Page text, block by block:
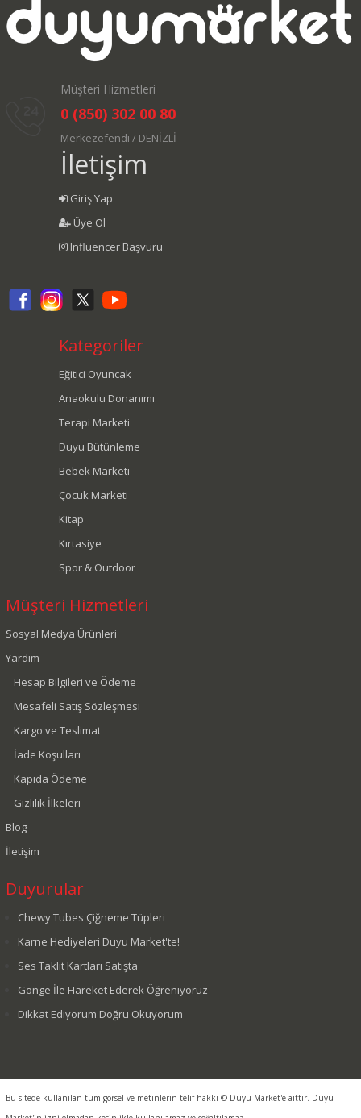
Müşteri Hizmetleri
0 (850) 302 00 80
Merkezefendi / DENİZLİ
İletişim
Giriş Yap
Üye Ol
Influencer Başvuru
Kategoriler
Eğitici Oyuncak
Anaokulu Donanımı
Terapi Marketi
Duyu Bütünleme
Bebek Marketi
Çocuk Marketi
Kitap
Kırtasiye
Spor & Outdoor
Müşteri Hizmetleri
Sosyal Medya Ürünleri
Yardım
Hesap Bilgileri ve Ödeme
Mesafeli Satış Sözleşmesi
Kargo ve Teslimat
İade Koşulları
Kapıda Ödeme
Gizlilik İlkeleri
Blog
İletişim
Duyurular
Chewy Tubes Çiğneme Tüpleri
Karne Hediyeleri Duyu Market'te!
Ses Taklit Kartları Satışta
Gonge İle Hareket Ederek Öğreniyoruz
Dikkat Ediyorum Doğru Okuyorum
Bu sitede kullanılan tüm görsel ve metinlerin telif hakkı © Duyu Market'e aittir. Duyu